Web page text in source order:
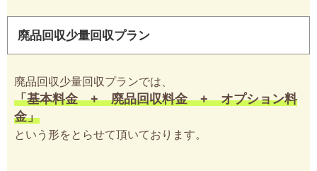
廃品回収少量回収プラン
廃品回収少量回収プランでは、
「基本料金 + 廃品回収料金 + オプション料
金」
という形をとらせて頂いております。